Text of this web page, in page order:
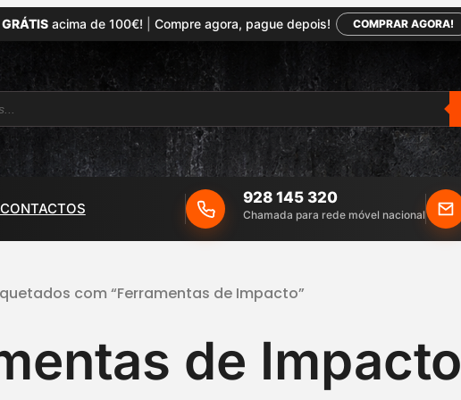
acima de 100€! Compre agora, pague depois! COMPRAR AGORA!
CONTACTOS
928 145 320
Chamada para rede móvel nacional
com “Ferramentas de Impacto”
de Impacto